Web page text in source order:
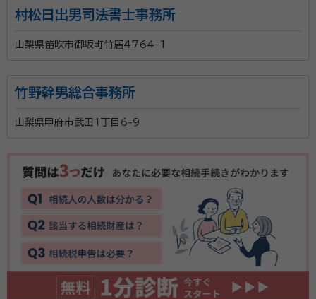
村松日出男司法書士事務所
山梨県笛吹市御坂町竹居4764-1
竹野幹男総合事務所
山梨県甲府市武田1丁目6-9